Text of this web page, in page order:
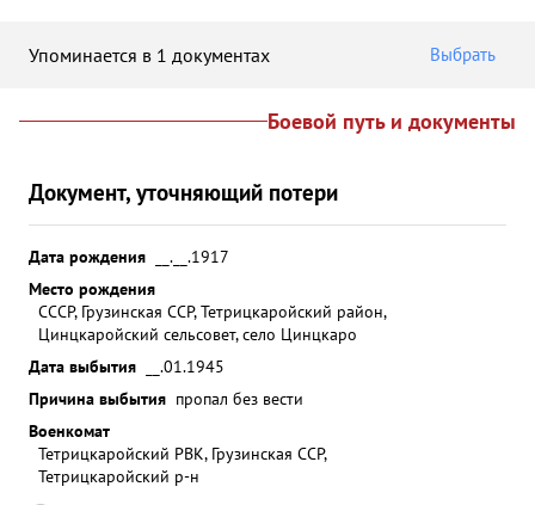
Упоминается в 1 документах Выбрать
Боевой путь и документы
Документ, уточняющий потери
Дата рождения
__.__.1917
Место рождения
СССР, Грузинская ССР, Тетрицкаройский район,
Цинцкаройский сельсовет, село Цинцкаро
Дата выбытия
__.01.1945
Причина выбытия пропал без вести
Военкомат
Тетрицкаройский РВК, Грузинская ССР,
Тетрицкаройский р-н